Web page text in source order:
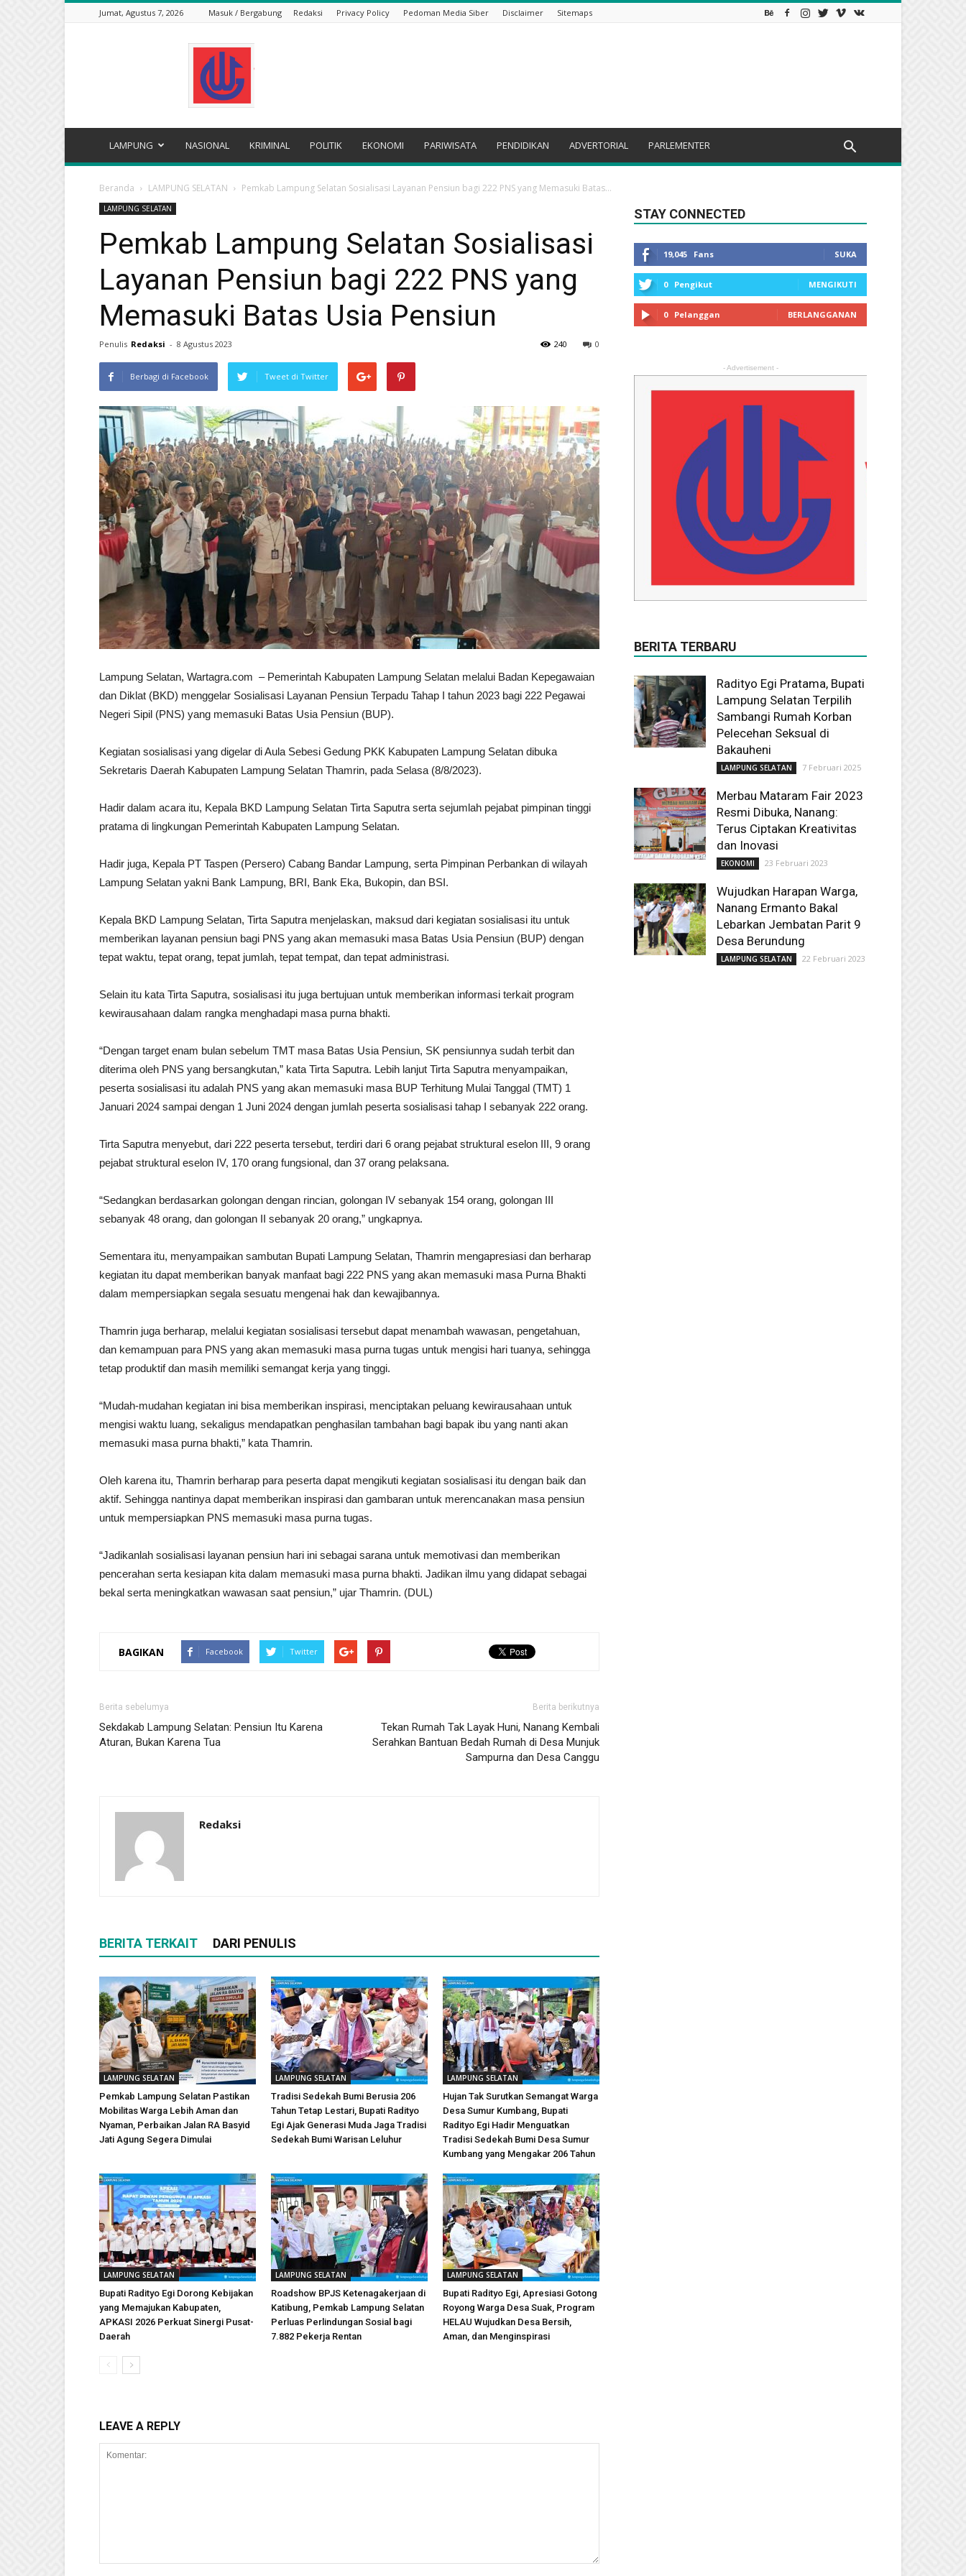
Jumat, Agustus 7, 2026 Masuk / Bergabung Redaksi Privacy Policy Pedoman Media Siber Disclaimer Sitemaps
LAMPUNG NASIONAL KRIMINAL POLITIK EKONOMI PARIWISATA PENDIDIKAN ADVERTORIAL PARLEMENTER
Beranda LAMPUNG SELATAN Pemkab Lampung Selatan Sosialisasi Layanan Pensiun bagi 222 PNS yang Memasuki Batas...
LAMPUNG SELATAN
Pemkab Lampung Selatan Sosialisasi
Layanan Pensiun bagi 222 PNS yang
Memasuki Batas Usia Pensiun
Penulis Redaksi - 8 Agustus 2023 0
240
Berbagi di Facebook Tweet di Twitter
Lampung Selatan, Wartagra.com – Pemerintah Kabupaten Lampung Selatan melalui Badan Kepegawaian
dan Diklat (BKD) menggelar Sosialisasi Layanan Pensiun Terpadu Tahap I tahun 2023 bagi 222 Pegawai
Negeri Sipil (PNS) yang memasuki Batas Usia Pensiun (BUP).
Kegiatan sosialisasi yang digelar di Aula Sebesi Gedung PKK Kabupaten Lampung Selatan dibuka
Sekretaris Daerah Kabupaten Lampung Selatan Thamrin, pada Selasa (8/8/2023).
Hadir dalam acara itu, Kepala BKD Lampung Selatan Tirta Saputra serta sejumlah pejabat pimpinan tinggi
pratama di lingkungan Pemerintah Kabupaten Lampung Selatan.
Hadir juga, Kepala PT Taspen (Persero) Cabang Bandar Lampung, serta Pimpinan Perbankan di wilayah
Lampung Selatan yakni Bank Lampung, BRI, Bank Eka, Bukopin, dan BSI.
Kepala BKD Lampung Selatan, Tirta Saputra menjelaskan, maksud dari kegiatan sosialisasi itu untuk
memberikan layanan pensiun bagi PNS yang akan memasuki masa Batas Usia Pensiun (BUP) dengan
tepat waktu, tepat orang, tepat jumlah, tepat tempat, dan tepat administrasi.
Selain itu kata Tirta Saputra, sosialisasi itu juga bertujuan untuk memberikan informasi terkait program
kewirausahaan dalam rangka menghadapi masa purna bhakti.
“Dengan target enam bulan sebelum TMT masa Batas Usia Pensiun, SK pensiunnya sudah terbit dan
diterima oleh PNS yang bersangkutan,” kata Tirta Saputra. Lebih lanjut Tirta Saputra menyampaikan,
peserta sosialisasi itu adalah PNS yang akan memasuki masa BUP Terhitung Mulai Tanggal (TMT) 1
Januari 2024 sampai dengan 1 Juni 2024 dengan jumlah peserta sosialisasi tahap I sebanyak 222 orang.
Tirta Saputra menyebut, dari 222 peserta tersebut, terdiri dari 6 orang pejabat struktural eselon III, 9 orang
pejabat struktural eselon IV, 170 orang fungsional, dan 37 orang pelaksana.
“Sedangkan berdasarkan golongan dengan rincian, golongan IV sebanyak 154 orang, golongan III
sebanyak 48 orang, dan golongan II sebanyak 20 orang,” ungkapnya.
Sementara itu, menyampaikan sambutan Bupati Lampung Selatan, Thamrin mengapresiasi dan berharap
kegiatan itu dapat memberikan banyak manfaat bagi 222 PNS yang akan memasuki masa Purna Bhakti
dalam mempersiapkan segala sesuatu mengenai hak dan kewajibannya.
Thamrin juga berharap, melalui kegiatan sosialisasi tersebut dapat menambah wawasan, pengetahuan,
dan kemampuan para PNS yang akan memasuki masa purna tugas untuk mengisi hari tuanya, sehingga
tetap produktif dan masih memiliki semangat kerja yang tinggi.
“Mudah-mudahan kegiatan ini bisa memberikan inspirasi, menciptakan peluang kewirausahaan untuk
mengisi waktu luang, sekaligus mendapatkan penghasilan tambahan bagi bapak ibu yang nanti akan
memasuki masa purna bhakti,” kata Thamrin.
Oleh karena itu, Thamrin berharap para peserta dapat mengikuti kegiatan sosialisasi itu dengan baik dan
aktif. Sehingga nantinya dapat memberikan inspirasi dan gambaran untuk merencanakan masa pensiun
untuk mempersiapkan PNS memasuki masa purna tugas.
“Jadikanlah sosialisasi layanan pensiun hari ini sebagai sarana untuk memotivasi dan memberikan
pencerahan serta kesiapan kita dalam memasuki masa purna bhakti. Jadikan ilmu yang didapat sebagai
bekal serta meningkatkan wawasan saat pensiun,” ujar Thamrin. (DUL)
BAGIKAN Facebook Twitter
Berita sebelumya
Sekdakab Lampung Selatan: Pensiun Itu Karena
Aturan, Bukan Karena Tua
Berita berikutnya
Tekan Rumah Tak Layak Huni, Nanang Kembali
Serahkan Bantuan Bedah Rumah di Desa Munjuk
Sampurna dan Desa Canggu
Redaksi
BERITA TERKAIT DARI PENULIS
LAMPUNG SELATAN
Pemkab Lampung Selatan Pastikan
Mobilitas Warga Lebih Aman dan
Nyaman, Perbaikan Jalan RA Basyid
Jati Agung Segera Dimulai
LAMPUNG SELATAN
Tradisi Sedekah Bumi Berusia 206
Tahun Tetap Lestari, Bupati Radityo
Egi Ajak Generasi Muda Jaga Tradisi
Sedekah Bumi Warisan Leluhur
LAMPUNG SELATAN
Hujan Tak Surutkan Semangat Warga
Desa Sumur Kumbang, Bupati
Radityo Egi Hadir Menguatkan
Tradisi Sedekah Bumi Desa Sumur
Kumbang yang Mengakar 206 Tahun
LAMPUNG SELATAN
Bupati Radityo Egi Dorong Kebijakan
yang Memajukan Kabupaten,
APKASI 2026 Perkuat Sinergi Pusat-
Daerah
LAMPUNG SELATAN
Roadshow BPJS Ketenagakerjaan di
Katibung, Pemkab Lampung Selatan
Perluas Perlindungan Sosial bagi
7.882 Pekerja Rentan
LAMPUNG SELATAN
Bupati Radityo Egi, Apresiasi Gotong
Royong Warga Desa Suak, Program
HELAU Wujudkan Desa Bersih,
Aman, dan Menginspirasi
LEAVE A REPLY
STAY CONNECTED
19,045 Fans SUKA
0 Pengikut MENGIKUTI
0 Pelanggan BERLANGGANAN
- Advertisement -
BERITA TERBARU
Radityo Egi Pratama, Bupati
Lampung Selatan Terpilih
Sambangi Rumah Korban
Pelecehan Seksual di
Bakauheni
LAMPUNG SELATAN 7 Februari 2025
Merbau Mataram Fair 2023
Resmi Dibuka, Nanang:
Terus Ciptakan Kreativitas
dan Inovasi
EKONOMI 23 Februari 2023
Wujudkan Harapan Warga,
Nanang Ermanto Bakal
Lebarkan Jembatan Parit 9
Desa Berundung
LAMPUNG SELATAN 22 Februari 2023